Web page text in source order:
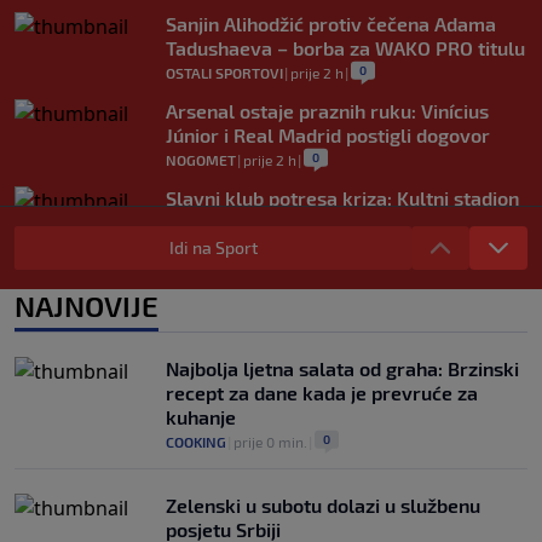
Sanjin Alihodžić protiv čečena Adama
Tadushaeva – borba za WAKO PRO titulu
OSTALI SPORTOVI| prije 2 h | 0
Arsenal ostaje praznih ruku: Vinícius
Júnior i Real Madrid postigli dogovor
NOGOMET| prije 2 h | 0
Slavni klub potresa kriza: Kultni stadion
u Italiji bit će prazan na početku sezone,
navijači objavili rat upravi
Idi na Sport
NAJNOVIJE
Najbolja ljetna salata od graha: Brzinski
recept za dane kada je prevruće za
kuhanje
COOKING prije 0 min. 0
Zelenski u subotu dolazi u službenu
posjetu Srbiji